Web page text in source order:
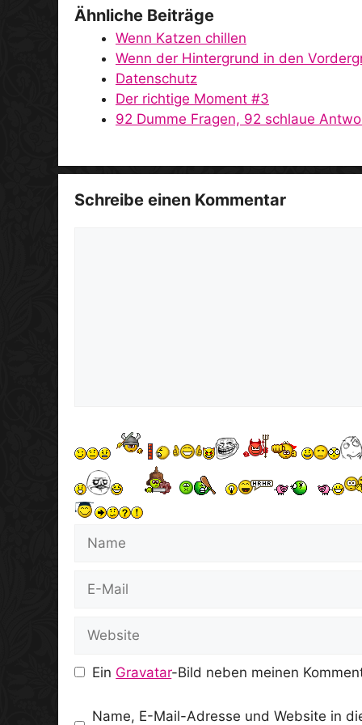
Ähnliche Beiträge
Wenn Katzen chillen
Wenn der Hintergrund in den
Datenschutz
Der richtige Moment #3
92 Dumme Fragen, 92 schlaue
Schreibe einen Kommentar
Name
Website
Ein Gravatar-Bild neben meinen
Name, E-Mail-Adresse und Website in